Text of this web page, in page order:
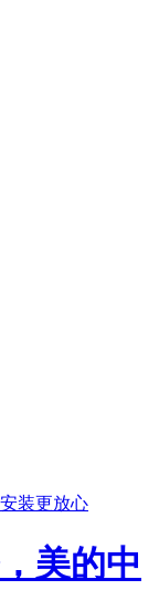
美的中